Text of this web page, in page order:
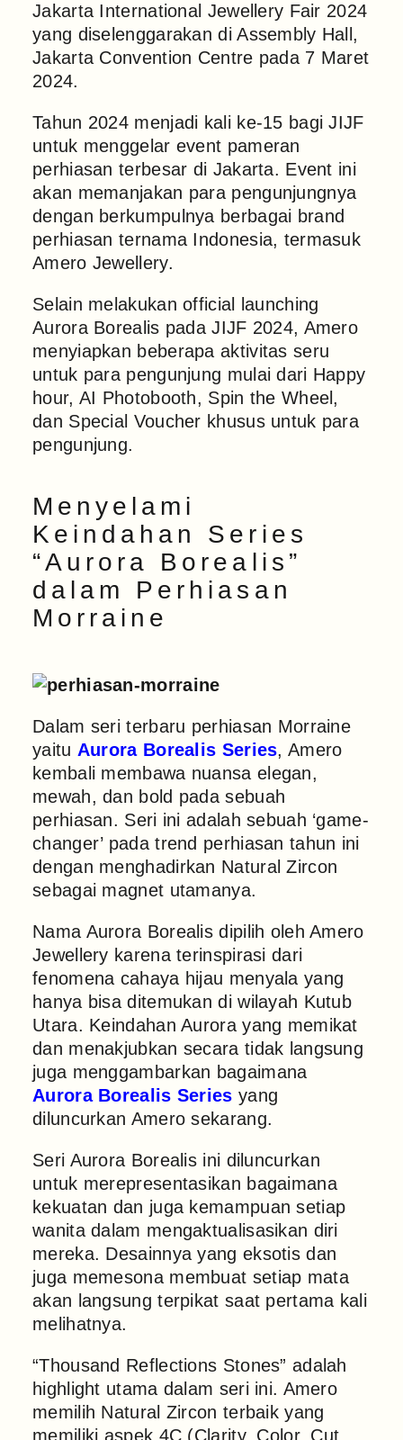
Jakarta International Jewellery Fair 2024
yang diselenggarakan di Assembly Hall,
Jakarta Convention Centre pada 7 Maret
2024.
Tahun 2024 menjadi kali ke-15 bagi JIJF
untuk menggelar event pameran
perhiasan terbesar di Jakarta. Event ini
akan memanjakan para pengunjungnya
dengan berkumpulnya berbagai brand
perhiasan ternama Indonesia, termasuk
Amero Jewellery.
Selain melakukan official launching
Aurora Borealis pada JIJF 2024, Amero
menyiapkan beberapa aktivitas seru
untuk para pengunjung mulai dari Happy
hour, AI Photobooth, Spin the Wheel,
dan Special Voucher khusus untuk para
pengunjung.
Menyelami
Keindahan Series
“Aurora Borealis”
dalam Perhiasan
Morraine
Dalam seri terbaru perhiasan Morraine
yaitu Aurora Borealis Series, Amero
kembali membawa nuansa elegan,
mewah, dan bold pada sebuah
perhiasan. Seri ini adalah sebuah ‘game-
changer’ pada trend perhiasan tahun ini
dengan menghadirkan Natural Zircon
sebagai magnet utamanya.
Nama Aurora Borealis dipilih oleh Amero
Jewellery karena terinspirasi dari
fenomena cahaya hijau menyala yang
hanya bisa ditemukan di wilayah Kutub
Utara. Keindahan Aurora yang memikat
dan menakjubkan secara tidak langsung
juga menggambarkan bagaimana
Aurora Borealis Series yang
diluncurkan Amero sekarang.
Seri Aurora Borealis ini diluncurkan
untuk merepresentasikan bagaimana
kekuatan dan juga kemampuan setiap
wanita dalam mengaktualisasikan diri
mereka. Desainnya yang eksotis dan
juga memesona membuat setiap mata
akan langsung terpikat saat pertama kali
melihatnya.
“Thousand Reflections Stones” adalah
highlight utama dalam seri ini. Amero
memilih Natural Zircon terbaik yang
memiliki aspek 4C (Clarity, Color, Cut,